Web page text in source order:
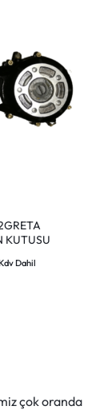
KUTUSU
Dahil
çok oranda